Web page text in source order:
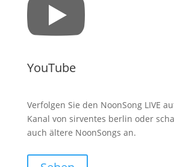

YouTube
Verfolgen Sie den NoonSong LIVE
Kanal von sirventes berlin oder
auch ältere NoonSongs an.